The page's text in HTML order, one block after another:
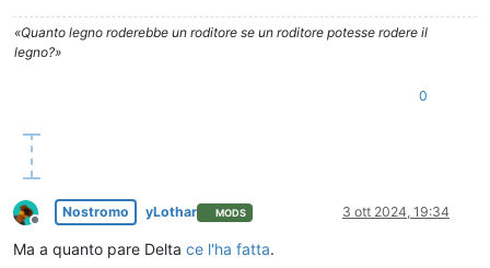
«Quanto legno roderebbe un roditore se un roditore potesse rodere il
legno?»
0
Non in linea
Nostromo yLothar MODS 3 ott 2024, 19:34
Ma a quanto pare Delta ce l'ha fatta.